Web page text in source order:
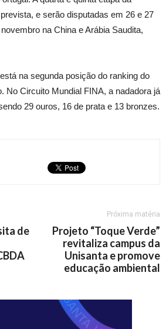
e serão disputadas em 26 e 27
na China e Arábia Saudita,
na segunda posição do ranking do
No Circuito Mundial FINA, a nadadora já
29 ouros, 16 de prata e 13 bronzes.
de
Próxima matéria
Projeto “Toque Verde”
revitaliza campus da
Unisanta e promove
educação ambiental